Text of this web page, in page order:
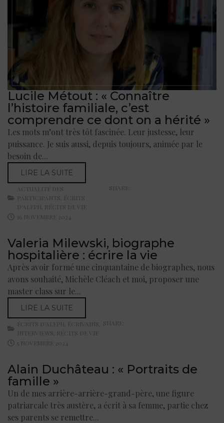
Lucile Métout : « Connaître
l’histoire familiale, c’est
comprendre ce dont on a hérité »
Les mots m’ont très tôt fascinée. Leur justesse, leur
puissance. Je suis aussi, depuis toujours, animée par le
besoin de...
LIRE LA SUITE
ACTUALITÉ DES
PARTICIPANTS, ÉCRITS
D'ALEPH, RÉCITS DE VIE
16 NOVEMBRE 2024
SHARE:
Valeria Milewski, biographe
hospitalière : écrire la vie
Après avoir formé une cinquantaine de biographes, nous
avons souhaité, Michèle Cléach et moi, proposer une
master class sur le...
LIRE LA SUITE
ÉCRITS D'ALEPH, ÉCRIVAINS,
INTERVIEWS, RÉCITS DE VIE
5 NOVEMBRE 2024
SHARE:
Alain Duchâteau : « Portraits de
famille »
Un de mes arrière-arrière-grand-père, une figure
patriarcale très austère, a écrit à sa femme, partie chez
ses parents se remettre...